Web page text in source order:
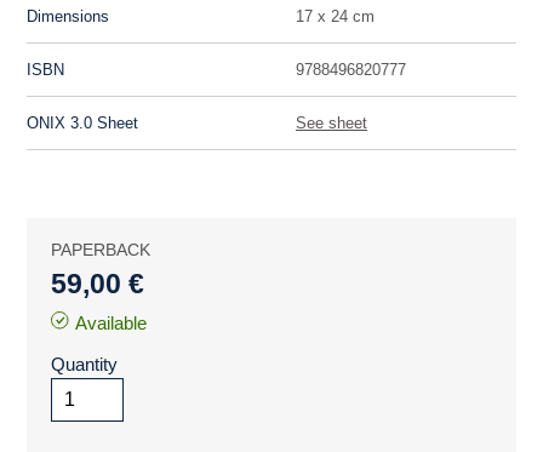
Dimensions 17 x 24 cm
ISBN 9788496820777
ONIX 3.0 Sheet See sheet
PAPERBACK
59,00 €
Available
Quantity